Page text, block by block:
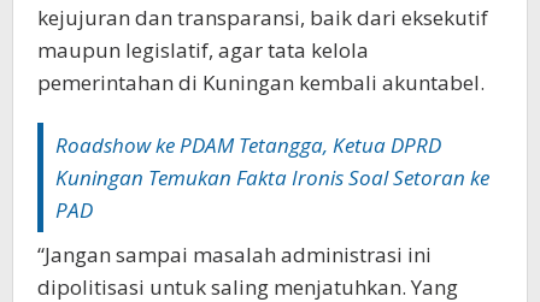
kejujuran dan transparansi, baik dari eksekutif
maupun legislatif, agar tata kelola
pemerintahan di Kuningan kembali akuntabel. ‎
Roadshow ke PDAM Tetangga, Ketua DPRD
Kuningan Temukan Fakta Ironis Soal Setoran ke
PAD
“Jangan sampai masalah administrasi ini
dipolitisasi untuk saling menjatuhkan. Yang